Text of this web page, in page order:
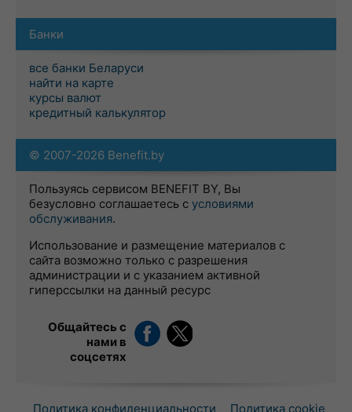
Банки
все банки Беларуси
найти на карте
курсы валют
кредитный калькулятор
© 2007-2026 Benefit.by
Пользуясь сервисом BENEFIT BY, Вы
безусловно соглашаетесь с условиями
обслуживания.
Использование и размещение материалов с
сайта возможно только с разрешения
администрации и с указанием активной
гиперссылки на данный ресурс
Общайтесь с
нами в
соцсетях
Политика конфиденциальности Политика cookie